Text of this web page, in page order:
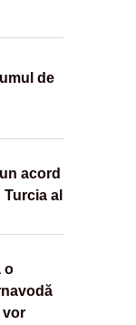
de
acord
al
o
vor